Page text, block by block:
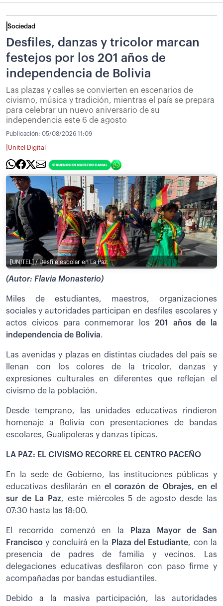
Sociedad
Desfiles, danzas y tricolor marcan
festejos por los 201 años de
independencia de Bolivia
Las plazas y calles se convierten en escenarios de
civismo, música y tradición, mientras el país se prepara
para celebrar un nuevo aniversario de su
independencia este 6 de agosto
Publicación: 05/08/2026 11:09
Unitel Digital
[UNITEL] / Desfile escolar en La Paz.
(Autor: Flavia Monasterio)
Miles de estudiantes, maestros, organizaciones
sociales y autoridades participan en desfiles escolares y
actos cívicos para conmemorar los 201 años de la
independencia de Bolivia.
Las avenidas y plazas en distintas ciudades del país se
llenan con los colores de la tricolor, danzas y
expresiones culturales en diferentes que reflejan el
civismo de la población.
Desde temprano, las unidades educativas rindieron
homenaje a Bolivia con presentaciones de bandas
escolares, Gualipoleras y danzas típicas.
LA PAZ: EL CIVISMO RECORRE EL CENTRO PACEÑO
En la sede de Gobierno, las instituciones públicas y
educativas desfilarán en el corazón de Obrajes, en el
sur de La Paz, este miércoles 5 de agosto desde las
07:30 hasta las 18:00.
El recorrido comenzó en la
Plaza Mayor de San
Francisco y concluirá en la Plaza del Estudiante, con la
presencia de padres de familia y vecinos. Las
delegaciones educativas desfilaron con paso firme y
acompañadas por bandas estudiantiles.
Debido a la masiva participación, las autoridades